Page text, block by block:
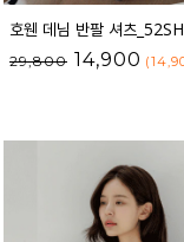
호웬 데님 반팔 셔츠
29,800 14,900